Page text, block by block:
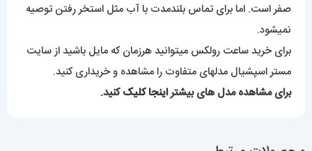
صفر است. اما برای تماس بلندمدت با آب مثل استخر رفتن توصیه
نمیشود.
برای خرید ساعت رولکس میتوانید هرزمان که مایل باشید از سایت
مستر اسپشیال مدلهای متفاوت را مشاهده و خریداری کنید.
برای مشاهده مدل های بیشتراینجا کلیککنید.